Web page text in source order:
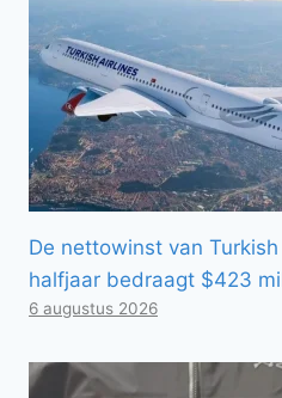
De nettowinst van
halfjaar bedraagt ​​$423
6 augustus 2026